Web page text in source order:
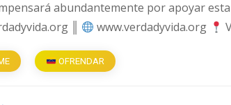
abundantemente por apoyar
║
www.verdadyvida.org
OFRENDAR